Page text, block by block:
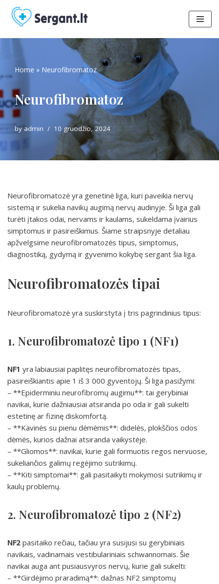
Skip
to
Home » Neurofibromatoz
Neurofibromatoz
byadmin 10 gruodžio, 2024
Neurofibromatozė yra genetinė liga, kuri paveikia nervų
sistemą ir sukelia navikų augimą nervų audinyje. Ši liga gali
turėti įtakos odai, nervams ir kaulams, sukeldama įvairius
simptomus ir pasireiškimus. Šiame straipsnyje detaliau
apžvelgsime neurofibromatozės tipus, simptomus,
diagnostiką, gydymą ir gyvenimo kokybę sergant šia liga.
Neurofibromatozės tipai
Neurofibromatozė yra suskirstyta į tris pagrindinius tipus:
1. Neurofibromatozė tipo 1 (NF1)
NF1 yra labiausiai paplitęs neurofibromatozės tipas,
pasireiškiantis apie 1 iš 3 000 gyventojų. Ši liga pasižymi:
– **Epiderminiu neurofibromų augimu**: tai gerybiniai
navikai, kurie dažniausiai atsiranda po oda ir gali sukelti
estetinę ar fizinę diskomfortą.
– **Kavinės su pienu dėmėmis**: didelės, plokščios odos
dėmės, kurios dažnai atsiranda vaikystėje.
– **Gliomos**: navikai, kurie gali formuotis regos nervuose,
sukeliančios galimų regėjimo sutrikimų.
– **Kiti simptomai**: gali pasitaikyti mokymosi sutrikimų ir
kaulų problemų.
2. Neurofibromatozė tipo 2 (NF2)
NF2 pasitaiko rečiau, tačiau yra susijusi su gerybiniais
navikais, vadinamais vestibulariniais schwannomais. Šie
navikai auga ant pusiausvyros nervų, kurie gali sukelti:
– **Girdėjimo praradimą**: dažnas NF2 simptomų